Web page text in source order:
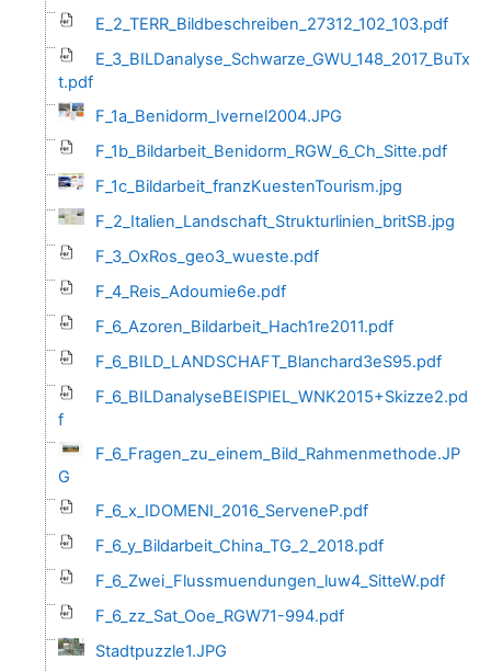
E_2_TERR_Bildbeschreiben_27312_102_103.pdf
E_3_BILDanalyse_Schwarze_GWU_148_2017_BuTx
t.pdf
F_1a_Benidorm_Ivernel2004.JPG
F_1b_Bildarbeit_Benidorm_RGW_6_Ch_Sitte.pdf
F_1c_Bildarbeit_franzKuestenTourism.jpg
F_2_Italien_Landschaft_Strukturlinien_britSB.jpg
F_3_OxRos_geo3_wueste.pdf
F_4_Reis_Adoumie6e.pdf
F_6_Azoren_Bildarbeit_Hach1re2011.pdf
F_6_BILD_LANDSCHAFT_Blanchard3eS95.pdf
F_6_BILDanalyseBEISPIEL_WNK2015+Skizze2.pd
f
F_6_Fragen_zu_einem_Bild_Rahmenmethode.JP
G
F_6_x_IDOMENI_2016_ServeneP.pdf
F_6_y_Bildarbeit_China_TG_2_2018.pdf
F_6_Zwei_Flussmuendungen_luw4_SitteW.pdf
F_6_zz_Sat_Ooe_RGW71-994.pdf
Stadtpuzzle1.JPG